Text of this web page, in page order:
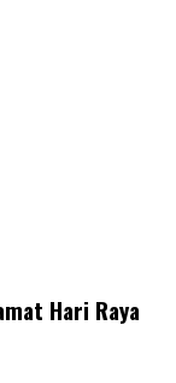
Hari Raya